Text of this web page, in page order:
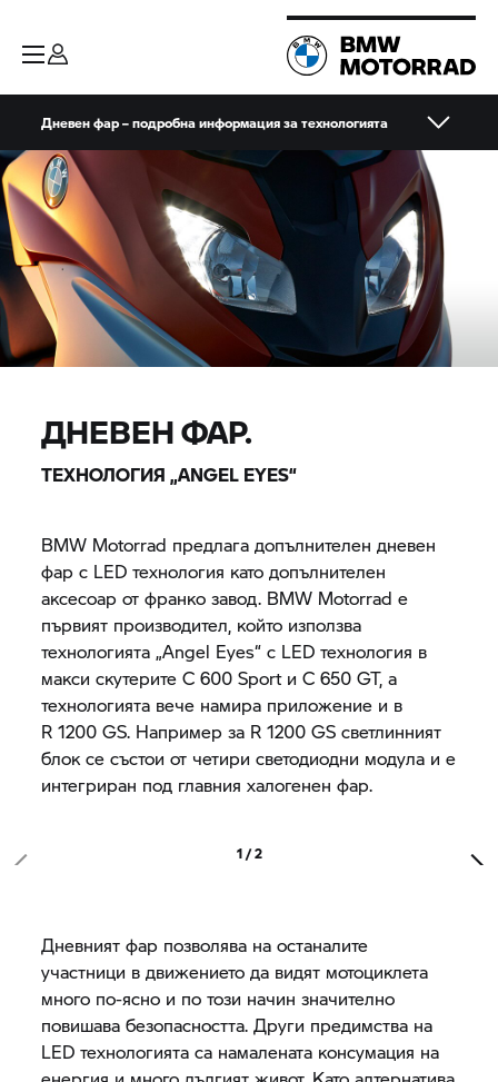
Дневен фар – подробна информация за технологията
ДНЕВЕН ФАР.
ТЕХНОЛОГИЯ „ANGEL EYES“
BMW Motorrad предлага допълнителен дневен
фар с LED технология като допълнителен
аксесоар от франко завод. BMW Motorrad е
първият производител, който използва
технологията „Angel Eyes“ с LED технология в
макси скутерите C 600 Sport иC 650 GT, а
технологията вече намира приложение и в
R 1200 GS. Например за R 1200 GS светлинният
блок се състои от четири светодиодни модула и е
интегриран под главния халогенен фар.
1 / 2
Дневният фар позволява на останалите
участници в движението да видят мотоциклета
много по-ясно и по този начин значително
повишава безопасността. Други предимства на
LED технологията са намалената консумация на